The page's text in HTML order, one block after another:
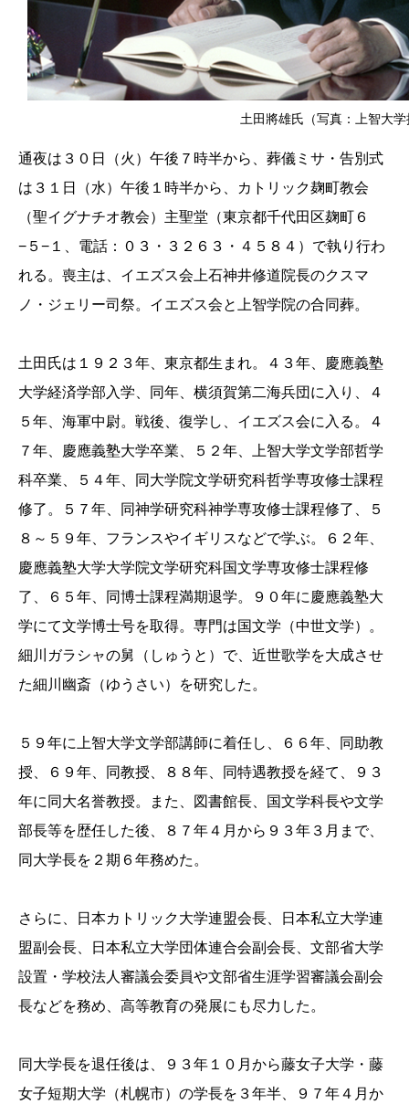
土田將雄氏（写真：上智大
通夜は３０日（火）午後７時半から、葬儀ミサ・告別式
は３１日（水）午後１時半から、カトリック麹町教会
（聖イグナチオ教会）主聖堂（東京都千代田区麹町６
−５−１、電話：０３・３２６３・４５８４）で執り行わ
れる。喪主は、イエズス会上石神井修道院長のクスマ
ノ・ジェリー司祭。イエズス会と上智学院の合同葬。
土田氏は１９２３年、東京都生まれ。４３年、慶應義塾
大学経済学部入学、同年、横須賀第二海兵団に入り、４
５年、海軍中尉。戦後、復学し、イエズス会に入る。４
７年、慶應義塾大学卒業、５２年、上智大学文学部哲学
科卒業、５４年、同大学院文学研究科哲学専攻修士課程
修了。５７年、同神学研究科神学専攻修士課程修了、５
８～５９年、フランスやイギリスなどで学ぶ。６２年、
慶應義塾大学大学院文学研究科国文学専攻修士課程修
了、６５年、同博士課程満期退学。９０年に慶應義塾大
学にて文学博士号を取得。専門は国文学（中世文学）。
細川ガラシャの舅（しゅうと）で、近世歌学を大成させ
た細川幽斎（ゆうさい）を研究した。
５９年に上智大学文学部講師に着任し、６６年、同助教
授、６９年、同教授、８８年、同特遇教授を経て、９３
年に同大名誉教授。また、図書館長、国文学科長や文学
部長等を歴任した後、８７年４月から９３年３月まで、
同大学長を２期６年務めた。
さらに、日本カトリック大学連盟会長、日本私立大学連
盟副会長、日本私立大学団体連合会副会長、文部省大学
設置・学校法人審議会委員や文部省生涯学習審議会副会
長などを務め、高等教育の発展にも尽力した。
同大学長を退任後は、９３年１０月から藤女子大学・藤
女子短期大学（札幌市）の学長を３年半、９７年４月か